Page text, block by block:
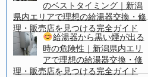
のベストタイミング｜新潟
県内エリアで理想の給湯器交換・修
理・販売店を見つける完全ガイド
給湯器から黒い煙が出る
時の危険性｜新潟県内エリ
アで理想の給湯器交換・修
理・販売店を見つける完全ガイド